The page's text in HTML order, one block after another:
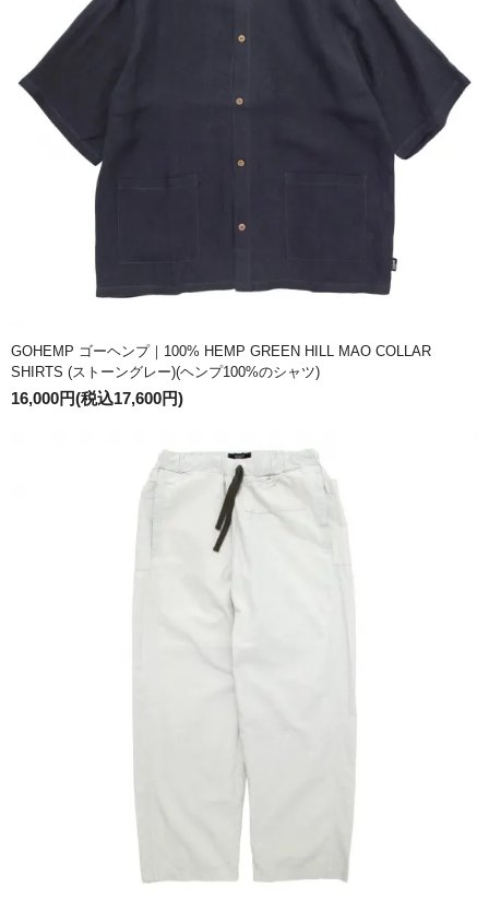
GOHEMP ゴーヘンプ｜100% HEMP GREEN HILL MAO COLLAR
SHIRTS (ストーングレー)(ヘンプ100%のシャツ)
16,000円(税込17,600円)